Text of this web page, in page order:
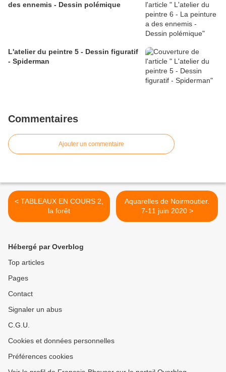
des ennemis - Dessin polémique
L'atelier du peintre 5 - Dessin figuratif
- Spiderman
Commentaires
Ajouter un commentaire
< TABLEAUX EN COURS 2,
la forêt
Aquarelles de Noirmoutier.
7-11 juin 2020 >
Hébergé par Overblog
Top articles
Pages
Contact
Signaler un abus
C.G.U.
Cookies et données personnelles
Préférences cookies